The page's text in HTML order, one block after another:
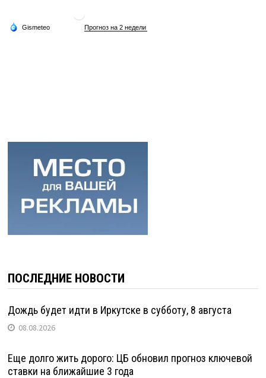
ПОСЛЕДНИЕ НОВОСТИ
Дождь будет идти в Иркутске в субботу, 8 августа
08.08.2026
Еще долго жить дорого: ЦБ обновил прогноз ключевой
ставки на ближайшие 3 года